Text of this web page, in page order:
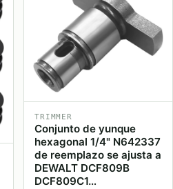
TRIMMER
Conjunto de yunque
hexagonal 1/4" N642337
de reemplazo se ajusta a
DEWALT DCF809B
DCF809C1…